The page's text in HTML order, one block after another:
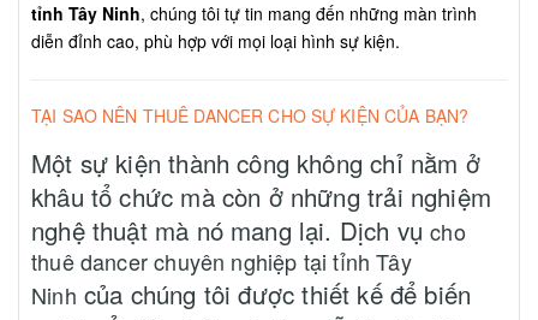
tỉnh Tây Ninh, chúng tôi tự tin mang đến những màn trình
diễn đỉnh cao, phù hợp với mọi loại hình sự kiện.
TẠI SAO NÊN THUÊ DANCER CHO SỰ KIỆN CỦA BẠN?
Một sự kiện thành công không chỉ nằm ở
khâu tổ chức mà còn ở những trải nghiệm
nghệ thuật mà nó mang lại. Dịch vụcho
thuê dancer chuyên nghiệp tại tỉnh Tây
Ninh của chúng tôi được thiết kế để biến